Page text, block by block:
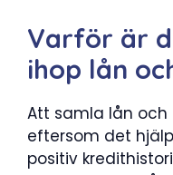
Varför är
ihop lån
Att samla lån och
eftersom det
positiv